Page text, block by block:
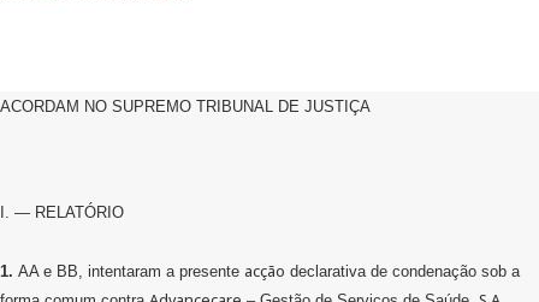
ACORDAM NO SUPREMO TRIBUNAL DE JUSTIÇA
I. — RELATÓRIO
1. AA e BB, intentaram a presente acção declarativa de condenação sob a